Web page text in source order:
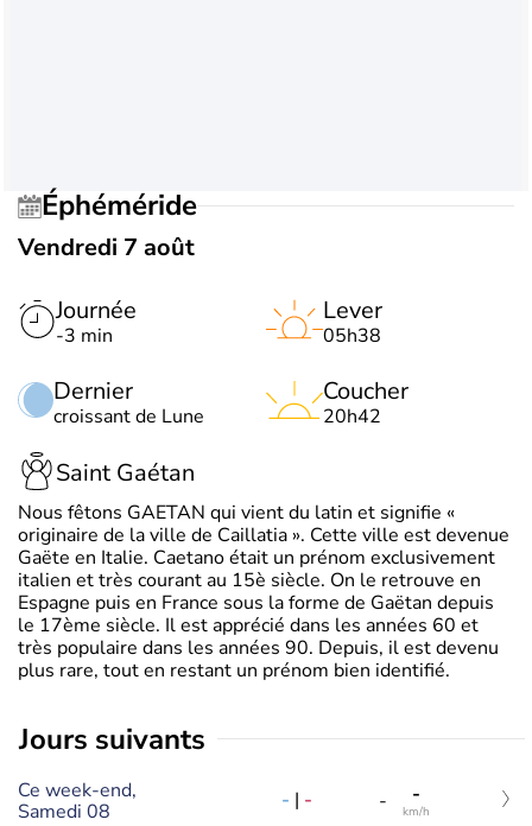
Éphéméride
Vendredi 7 août
Journée
-3 min
Dernier
croissant de Lune
Lever
05h38
Coucher
20h42
Saint Gaétan
Nous fêtons GAETAN qui vient du latin et signifie «
originaire de la ville de Caillatia ». Cette ville est devenue
Gaëte en Italie. Caetano était un prénom exclusivement
italien et très courant au 15è siècle. On le retrouve en
Espagne puis en France sous la forme de Gaëtan depuis
le 17ème siècle. Il est apprécié dans les années 60 et
très populaire dans les années 90. Depuis, il est devenu
plus rare, tout en restant un prénom bien identifié.
jours suivants
Ce week-end,
Samedi 08
- | - - -
km/h